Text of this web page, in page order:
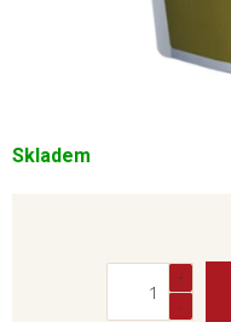
Skladem